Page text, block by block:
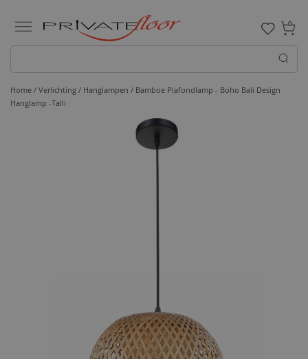
0
Home / Verlichting / Hanglampen / Bamboe Plafondlamp - Boho Bali Design
Hanglamp -Talli